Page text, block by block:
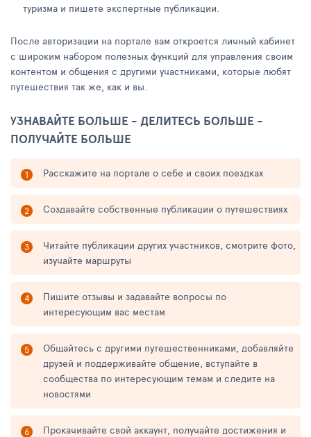
туризма и пишете экспертные публикации.
После авторизации на портале вам откроется личный кабинет
с широким набором полезных функций для управления своим
контентом и общения с другими участниками, которые любят
путешествия так же, как и вы.
УЗНАВАЙТЕ БОЛЬШЕ - ДЕЛИТЕСЬ БОЛЬШЕ -
ПОЛУЧАЙТЕ БОЛЬШЕ
Расскажите на портале о себе и своих поездках
Создавайте собственные публикации о путешествиях
Читайте публикации других участников, смотрите фото,
изучайте маршруты
Пишите отзывы и задавайте вопросы по
интересующим вас местам
Общайтесь с другими путешественниками, добавляйте
друзей и поддерживайте общение, вступайте в
сообщества по интересующим темам и следите на
новостями
Прокачивайте свой аккаунт, получайте достижения и